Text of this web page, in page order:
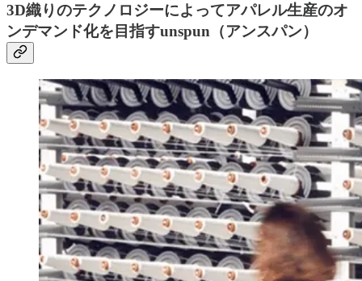
3D織りのテクノロジーによってアパレル生産のオ
ンデマンド化を目指すunspun（アンスパン）